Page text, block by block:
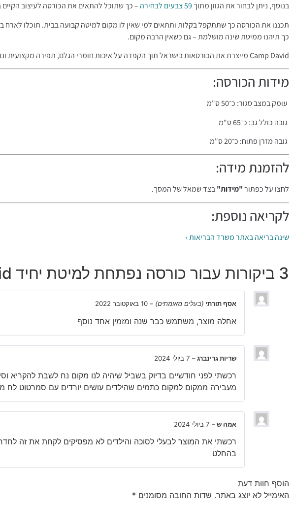
בנוסף, ניתן לבחור את הגוון מתוך 59 צבעים לבחירה
– כך שתוכל להתאים את הכורסה לעיצוב
תכננו את הכורסה כך שתתקפל בקלות ותתאים למי שאין לו מקום למיטה קבועה בבית. תוכלו לארח
כך תיהנו ממיטת שינה מושלמת – גם כשאין הרבה מקום.
Camp David מייצרת את הכורסאות בישראל תוך הקפדה על איכות חומרי הגלם, תפירה מקצועית ונוחות מרבית.
מידות הכורסה:
עומק במצב סגור: כ־50 ס"מ
גובה כולל גב: כ־65 ס"מ
גובה מזרן פתוח: כ־20 ס"מ
להזמנת מידה:
לחצו על כפתור"מידות"בצד שמאל של המסך.
לקריאה נוספת:
שינה בריאה באתר משרד הבריאות ›
3 ביקורות עבור כורסה נפתחת למיטת יחיד Camp David
אסף תורתי (בעלים מאומתים) – 10 באוקטובר 2022
אחלה מוצר, משתמש כבר שנה ומזמין אחד נוסף
שריות גרינברג– 7 ביולי 2024
רכשתי לפני חודשיים בדיוק בשביל שיהיה לנו מקום נח לשבת להקריא
מעבירה ממקום למקום כתמים שהילדים עושים יורדים עם סמרטוט לח
אמה ש– 7 ביולי 2024
בהחלט
הוסף חוות דעת
האימייל לא יוצג באתר. שדות החובה מסומנים *